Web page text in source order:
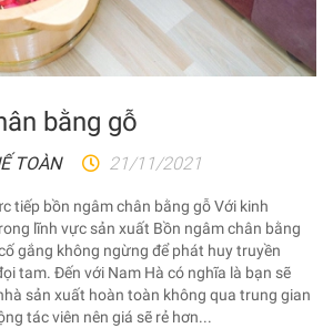
bằng gỗ
TOÀN 21/11/2021
tiếp bồn ngâm chân bằng gỗ Với kinh
lĩnh vực sản xuất Bồn ngâm chân bằng
gắng không ngừng để phát huy truyền
tam. Đến với Nam Hà có nghĩa là bạn sẽ
sản xuất hoàn toàn không qua trung gian
tác viên nên giá sẽ rẻ hơn...